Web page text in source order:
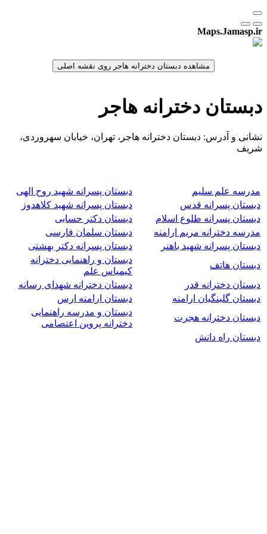
Maps.Jamasp.ir
دبستان دخترانه هاجر
نشانی و آدرس: دبستان دخترانه هاجر، تهران، خیابان سهروردی،
شریف
مدرسه علم سلیم
دبستان پسرانه شهید روح الهی
دبستان پسرانه قدس
دبستان پسرانه شهید کلاهدوز
دبستان پسرانه طلوع اسلام
دبستان دکتر حسابی
مدرسه دخترانه مریم ارامنه
دبستان سلمان فارسی
دبستان پسرانه شهید باهنر
دبستان پسرانه دکتر بهشتی
دبستان هاتف
دبستان و راهنمایی دخترانه
کیمیاس علم
دبستان دخترانه قدر
دبستان دخترانه شهدای رسانه
دبستان گلبنگیان ارامنه
دبستان ارامنه ارس
دبستان دخترانه هجرت
دبستان و مدرسه راهنمایی
دخترانه پروین اعتصامی
دبستان راه دانش